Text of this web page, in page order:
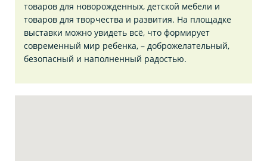
товаров для новорожденных, детской мебели и
товаров для творчества и развития. На площадке
выставки можно увидеть всё, что формирует
современный мир ребенка, – доброжелательный,
безопасный и наполненный радостью.